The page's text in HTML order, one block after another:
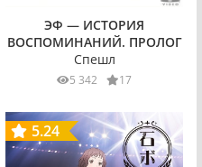
ЭФ — ИСТОРИЯ
ВОСПОМИНАНИЙ. ПРОЛОГ
Спешл
5 342 17
5.24